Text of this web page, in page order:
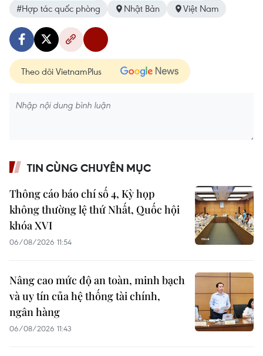
#Hợp tác quốc phòng
Nhật Bản Việt Nam
Theo dõi VietnamPlus
TIN CÙNG CHUYÊN MỤC
Thông cáo báo chí số 4, Kỳ họp
không thường lệ thứ Nhất, Quốc hội
khóa XVI
06/08/2026 11:54
Nâng cao mức độ an toàn, minh bạch
và uy tín của hệ thống tài chính,
ngân hàng
06/08/2026 11:43